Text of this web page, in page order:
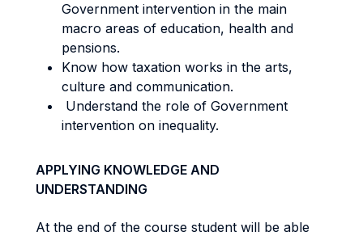
Government intervention in the main
macro areas of education, health and
pensions.
Know how taxation works in the arts,
culture and communication.
Understand the role of Government
intervention on inequality.
APPLYING KNOWLEDGE AND
UNDERSTANDING
At the end of the course student will be able